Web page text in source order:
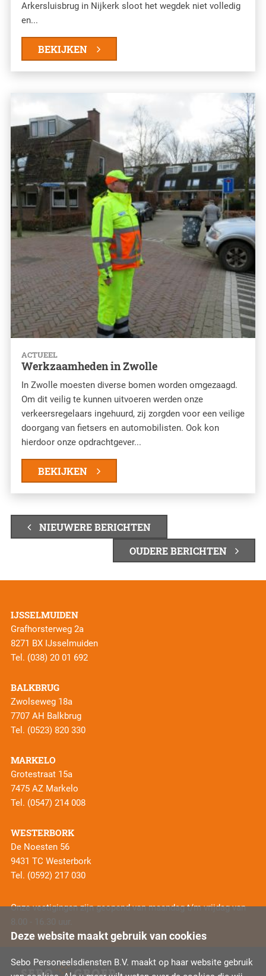
Arkersluisbrug in Nijkerk sloot het wegdek niet volledig
en...
BEKIJKEN
ACTUEEL
Werkzaamheden in Zwolle
In Zwolle moesten diverse bomen worden omgezaagd.
Om dit veilig te kunnen uitvoeren werden onze
verkeersregelaars ingehuurd, zij zorgden voor een veilige
doorgang van fietsers en automobilisten. Ook kon
hierdoor onze opdrachtgever...
BEKIJKEN
NIEUWERE BERICHTEN
OUDERE BERICHTEN
IJSSELMUIDEN
Grafhorsterweg 2a
8271 BX IJsselmuiden
Tel. (038) 20 01 692
BALKBRUG
Zwolseweg 18a
7707 AH Balkbrug
Tel. (0523) 820 330
MARKELO
Grotestraat 15a
7475 AZ Markelo
Tel. (0547) 214 008
WESTERBORK
De Noesten 56
9431 TC Westerbork
Tel. (0592) 217 030
Onze vestigingen zijn geopend van maandag t/m vrijdag van
Deze website maakt gebruik van cookies
Sebo Personeelsdiensten B.V. maakt op haar website gebruik